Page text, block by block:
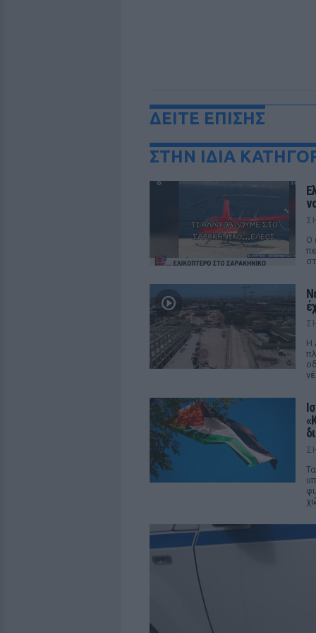
ΔΕΙΤΕ ΕΠΙΣΗΣ
ΣΤΗΝ ΙΔΙΑ
Ο
Η